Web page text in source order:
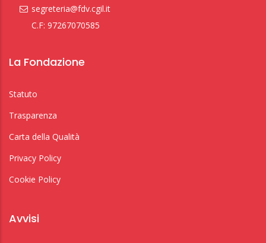
segreteria@fdv.cgil.it
C.F: 97267070585
La Fondazione
Statuto
Trasparenza
Carta della Qualità
Privacy Policy
Cookie Policy
Avvisi